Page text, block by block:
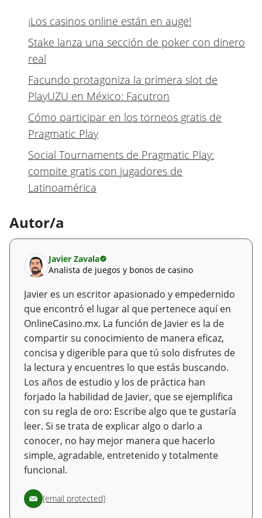
¡Los casinos online están en auge!
Stake lanza una sección de poker con dinero
real
Facundo protagoniza la primera slot de
PlayUZU en México: Facutron
Cómo participar en los torneos gratis de
Pragmatic Play
Social Tournaments de Pragmatic Play:
compite gratis con jugadores de
Latinoamérica
Autor/a
Javier Zavala
Analista de juegos y bonos de casino
Javier es un escritor apasionado y empedernido
que encontró el lugar al que pertenece aquí en
OnlineCasino.mx. La función de Javier es la de
compartir su conocimiento de manera eficaz,
concisa y digerible para que tú solo disfrutes de
la lectura y encuentres lo que estás buscando.
Los años de estudio y los de práctica han
forjado la habilidad de Javier, que se ejemplifica
con su regla de oro: Escribe algo que te gustaría
leer. Si se trata de explicar algo o darlo a
conocer, no hay mejor manera que hacerlo
simple, agradable, entretenido y totalmente
funcional.
[email protected]